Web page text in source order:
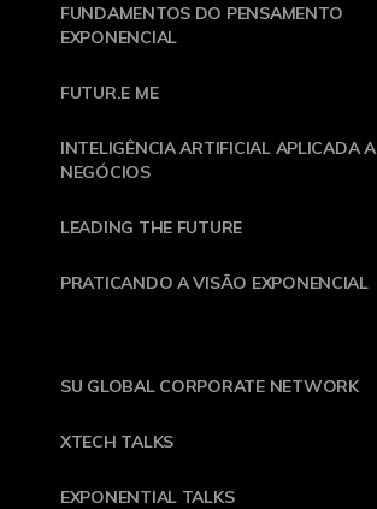
FUNDAMENTOS DO PENSAMENTO
EXPONENCIAL
FUTUR.E ME
INTELIGÊNCIA ARTIFICIAL APLICADA A
NEGÓCIOS
LEADING THE FUTURE
PRATICANDO A VISÃO EXPONENCIAL
SU GLOBAL CORPORATE NETWORK
XTECH TALKS
EXPONENTIAL TALKS